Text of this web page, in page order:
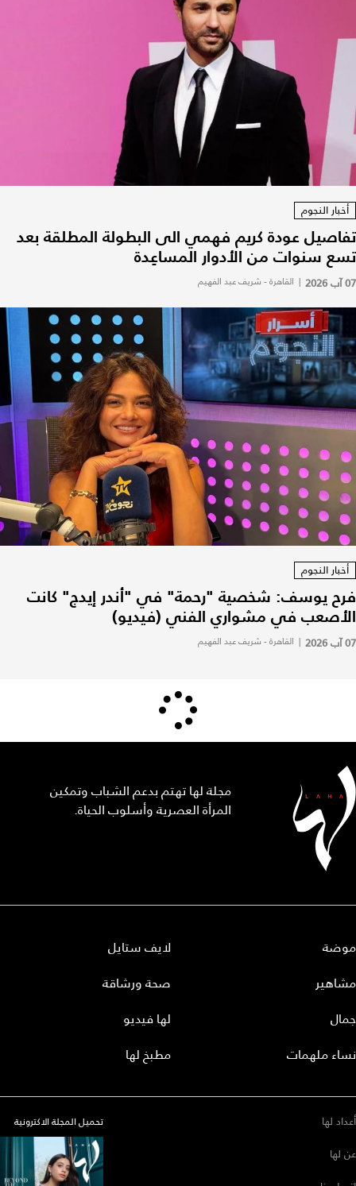
أخبار النجوم
تفاصيل عودة كريم فهمي الى البطولة المطلقة بعد
تسع سنوات من الأدوار المساعِدة
07 آب 2026 | القاهرة - شريف عبد الفهيم
أخبار النجوم
فرح يوسف: شخصية "رحمة" في "أندر إيدج" كانت
الأصعب في مشواري الفني (فيديو)
07 آب 2026 | القاهرة - شريف عبد الفهيم
مجلة لها تهتم بدعم الشباب وتمكين
المرأة العصرية وأسلوب الحياة.
موضة
مشاهير
جمال
نساء ملهمات
لايف ستايل
صحة ورشاقة
لها فيديو
مطبخ لها
أعداد لها
عن لها
تحميل المجلة الاكترونية